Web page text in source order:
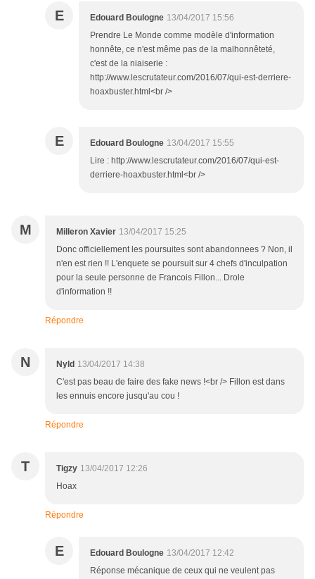
E Edouard Boulogne 13/04/2017 15:56
Prendre Le Monde comme modèle d'information
honnête, ce n'est même pas de la malhonnêteté,
c'est de la niaiserie :
http://www.lescrutateur.com/2016/07/qui-est-derriere-
hoaxbuster.html<br />
E Edouard Boulogne 13/04/2017 15:55
Lire : http://www.lescrutateur.com/2016/07/qui-est-
derriere-hoaxbuster.html<br />
M Milleron Xavier 13/04/2017 15:25
Donc officiellement les poursuites sont abandonnees ? Non, il
n'en est rien !! L'enquete se poursuit sur 4 chefs d'inculpation
pour la seule personne de Francois Fillon... Drole
d'information !!
Répondre
N Nyld 13/04/2017 14:38
C'est pas beau de faire des fake news !<br /> Fillon est dans
les ennuis encore jusqu'au cou !
Répondre
T Tigzy 13/04/2017 12:26
Hoax
Répondre
E Edouard Boulogne 13/04/2017 12:42
Réponse mécanique de ceux qui ne veulent pas